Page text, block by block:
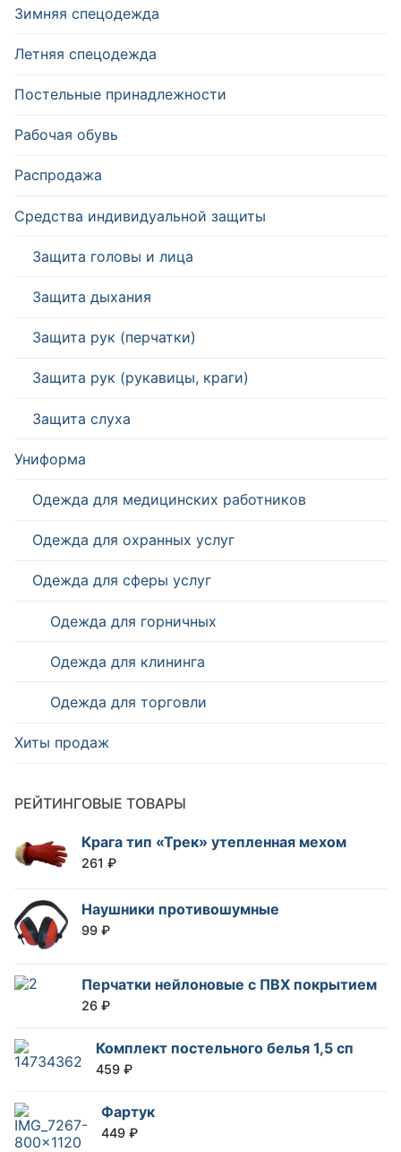
Зимняя спецодежда
Летняя спецодежда
Постельные принадлежности
Рабочая обувь
Распродажа
Средства индивидуальной защиты
Защита головы и лица
Защита дыхания
Защита рук (перчатки)
Защита рук (рукавицы, краги)
Защита слуха
Униформа
Одежда для медицинских работников
Одежда для охранных услуг
Одежда для сферы услуг
Одежда для горничных
Одежда для клининга
Одежда для торговли
Хиты продаж
РЕЙТИНГОВЫЕ ТОВАРЫ
Крага тип «Трек» утепленная мехом
261 ₽
Наушники противошумные
99 ₽
Перчатки нейлоновые с ПВХ покрытием
26 ₽
Комплект постельного белья 1,5 сп
459 ₽
Фартук
449 ₽